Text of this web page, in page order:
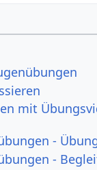
mit
-
-